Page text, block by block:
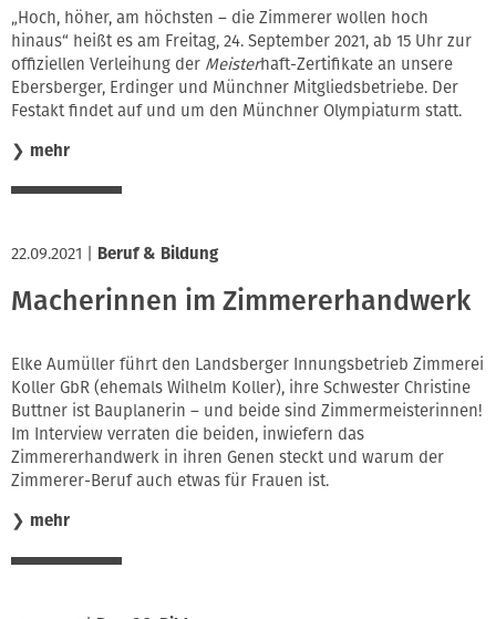
„Hoch, höher, am höchsten – die Zimmerer wollen hoch
hinaus“ heißt es am Freitag, 24. September 2021, ab 15 Uhr zur
offiziellen Verleihung der Meisterhaft-Zertifikate an unsere
Ebersberger, Erdinger und Münchner Mitgliedsbetriebe. Der
Festakt findet auf und um den Münchner Olympiaturm statt.
❯ mehr
22.09.2021 Beruf & Bildung
Macherinnen im Zimmererhandwerk
Elke Aumüller führt den Landsberger Innungsbetrieb Zimmerei
Koller GbR (ehemals Wilhelm Koller), ihre Schwester Christine
Buttner ist Bauplanerin – und beide sind Zimmermeisterinnen!
Im Interview verraten die beiden, inwiefern das
Zimmererhandwerk in ihren Genen steckt und warum der
Zimmerer-Beruf auch etwas für Frauen ist.
❯ mehr